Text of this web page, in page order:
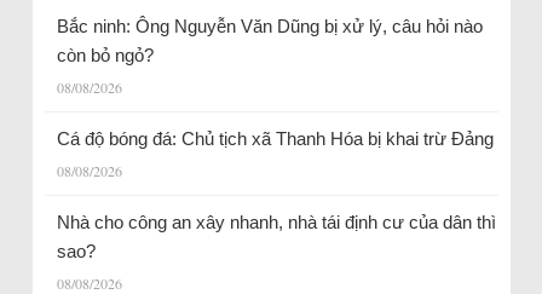
Bắc ninh: Ông Nguyễn Văn Dũng bị xử lý, câu hỏi nào
còn bỏ ngỏ?
08/08/2026
Cá độ bóng đá: Chủ tịch xã Thanh Hóa bị khai trừ Đảng
08/08/2026
Nhà cho công an xây nhanh, nhà tái định cư của dân thì
sao?
08/08/2026